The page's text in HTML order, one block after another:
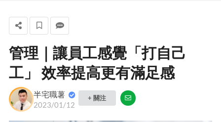
管理｜讓員工感覺「打自己
工」 效率提高更有滿足感
半宅職薯
2023/01/12
+ 關注